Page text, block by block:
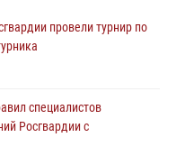
провели турнир по
специалистов
Росгвардии с